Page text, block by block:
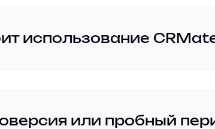
использование
или пробный